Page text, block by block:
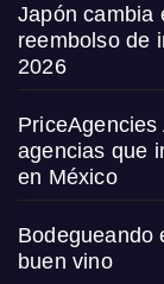
Japón cambia
reembolso de
2026
agencias que
en México
Bodegueando
buen vino